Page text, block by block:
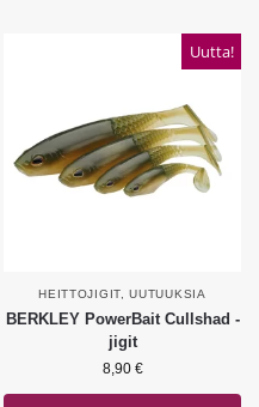
Uutta!
HEITTOJIGIT,UUTUUKSIA
BERKLEY PowerBait Cullshad -
jigit
8,90 €